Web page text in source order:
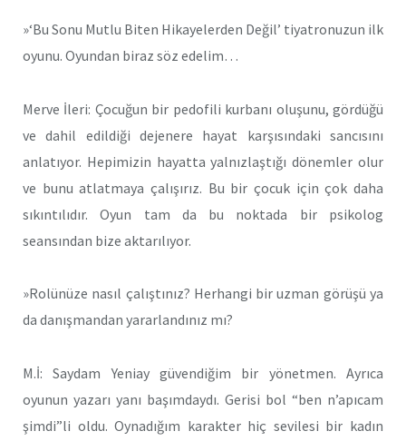
»‘Bu Sonu Mutlu Biten Hikayelerden Değil’ tiyatronuzun ilk
oyunu. Oyundan biraz söz edelim…
Merve İleri: Çocuğun bir pedofili kurbanı oluşunu, gördüğü
ve dahil edildiği dejenere hayat karşısındaki sancısını
anlatıyor. Hepimizin hayatta yalnızlaştığı dönemler olur
ve bunu atlatmaya çalışırız. Bu bir çocuk için çok daha
sıkıntılıdır. Oyun tam da bu noktada bir psikolog
seansından bize aktarılıyor.
»Rolünüze nasıl çalıştınız? Herhangi bir uzman görüşü ya
da danışmandan yararlandınız mı?
M.İ: Saydam Yeniay güvendiğim bir yönetmen. Ayrıca
oyunun yazarı yanı başımdaydı. Gerisi bol “ben n’apıcam
şimdi”li oldu. Oynadığım karakter hiç sevilesi bir kadın